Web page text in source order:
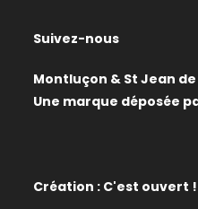
Suivez-nous
Montluçon & St Jean
Une marque déposée
Création : C'est ouvert !